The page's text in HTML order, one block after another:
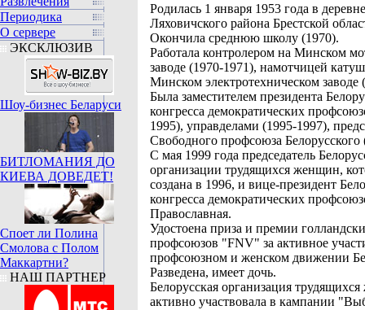
Периодика
О сервере
ЭКСКЛЮЗИВ
Шоу-бизнес Беларуси
БИТЛОМАНИЯ ДО
КИЕВА ДОВЕДЕТ!
Споет ли Полина
Смолова с Полом
Маккартни?
НАШ ПАРТНЕР
Родилась 1 января 1953 года в
Ляховичского района Брестской
Окончила среднюю школу (1970).
Работала контролером на Минском
заводе (1970-1971), намотчицей
Минском электротехническом заводе
Была заместителем президента
конгресса демократических
1995), управделами (1995-1997),
Свободного профсоюза Белорусского
С мая 1999 года председатель
организации трудящихся женщин,
создана в 1996, и вице-президент
конгресса демократических
Православная.
Удостоена приза и премии
профсоюзов "FNV" за активное
профсоюзном и женском движении
Разведена, имеет дочь.
Белорусская организация
активно участвовала в кампании